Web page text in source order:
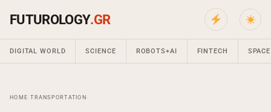
FUTUROLOGY.GR
DIGITAL WORLD SCIENCE ROBOTS+AI FINTECH SPACE
HOME ›TRANSPORTATION